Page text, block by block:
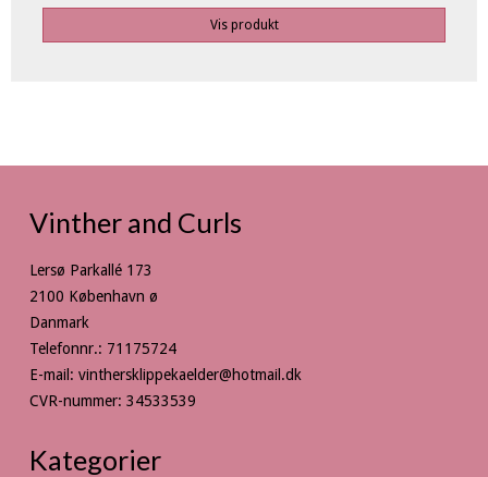
Vis produkt
Vinther and Curls
Lersø Parkallé 173
2100 København ø
Danmark
Telefonnr.: 71175724
E-mail: vinthersklippekaelder@hotmail.dk
CVR-nummer: 34533539
Kategorier